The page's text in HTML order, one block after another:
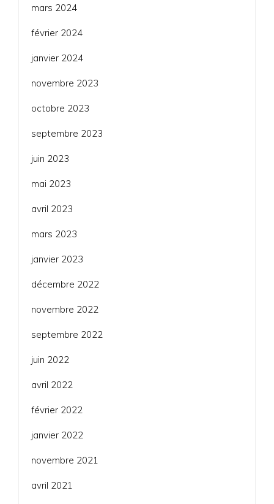
mars 2024
février 2024
janvier 2024
novembre 2023
octobre 2023
septembre 2023
juin 2023
mai 2023
avril 2023
mars 2023
janvier 2023
décembre 2022
novembre 2022
septembre 2022
juin 2022
avril 2022
février 2022
janvier 2022
novembre 2021
avril 2021